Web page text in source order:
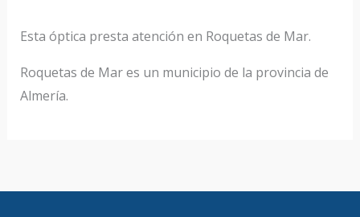
Esta óptica presta atención en Roquetas de Mar.
Roquetas de Mar es un municipio de la provincia de
Almería.